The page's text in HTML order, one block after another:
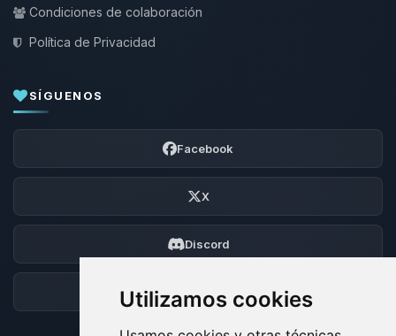
Utilizamos cookies
Condiciones de colaboración
Política de Privacidad
SÍGUENOS
Facebook
X
Discord
Foro